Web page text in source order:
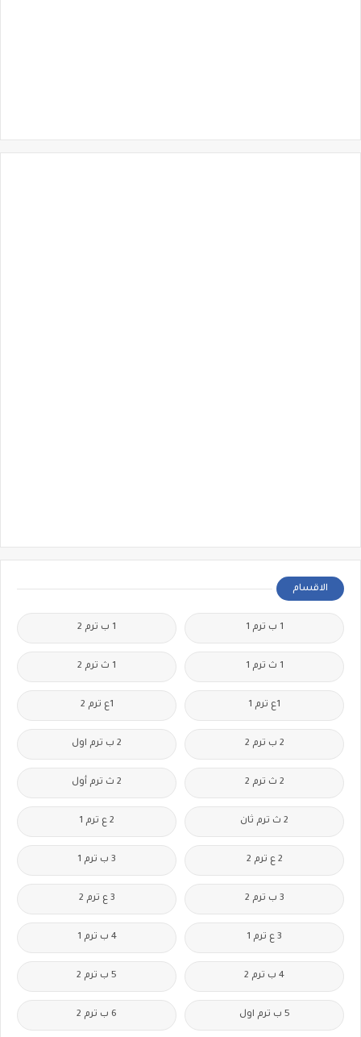
الاقسام
1 ب ترم 1 1 ب ترم 2
1 ث ترم 1 1 ث ترم 2
1ع ترم 1 1ع ترم 2
2 ب ترم 2 2 ب ترم اول
2 ث ترم 2 2 ث ترم أول
2 ث ترم ثان 2 ع ترم 1
2 ع ترم 2 3 ب ترم 1
3 ب ترم 2 3 ع ترم 2
3 ع ترم 1 4 ب ترم 1
4 ب ترم 2 5 ب ترم 2
5 ب ترم اول 6 ب ترم 2